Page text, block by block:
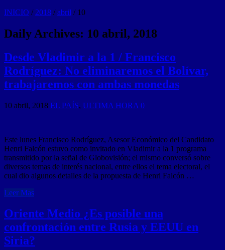
INICIO / 2018 / abril / 10
Daily Archives: 10 abril, 2018
Desde Vladimir a la 1 / Francisco
Rodríguez: No eliminaremos el Bolívar,
trabajaremos con ambas monedas
10 abril, 2018 EL PAÍS, ULTIMA HORA 0
Este lunes Francisco Rodríguez, Asesor Económico del Candidato
Henri Falcón estuvo como invitado en Vladimir a la 1 programa
transmitido por la señal de Globovisión; el mismo conversó sobre
diversos temas de interés nacional, entre ellos el tema electoral, el
cual dio algunos detalles de la propuesta de Henri Falcón …
Leer Mas
Oriente Medio ¿Es posible una
confrontación entre Rusia y EEUU en
Siria?